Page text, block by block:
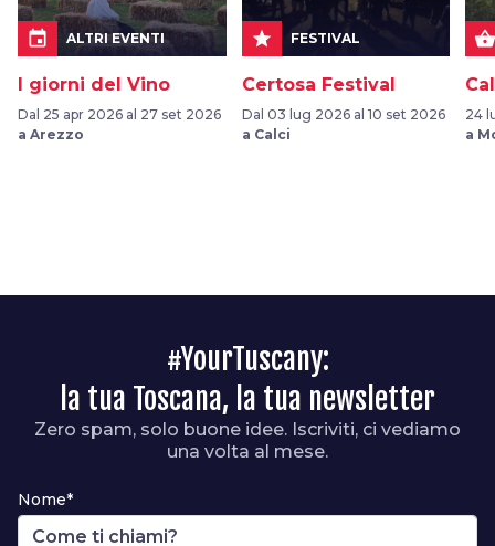
event ALTRI EVENTI
I giorni del Vino
Dal 25 apr 2026 al 27 set 2026
a Arezzo
star FESTIVAL
Certosa Festival
Dal 03 lug 2026 al 10 set 2026
a Calci
24
a
#YourTuscany:
la tua Toscana, la tua newsletter
Zero spam, solo buone idee. Iscriviti, ci vediamo
una volta al mese.
Nome*